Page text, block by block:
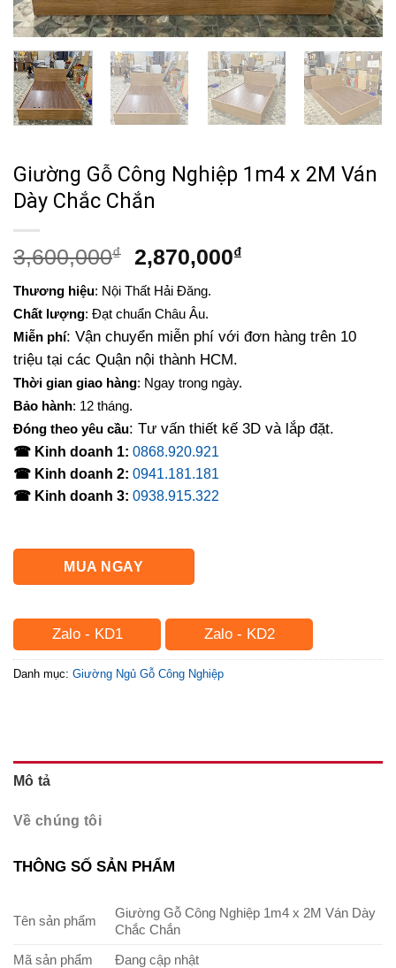
Giường Gỗ Công Nghiệp 1m4 x 2M Ván
Dày Chắc Chắn
3,600,000₫
Giá
là:
3,600,000₫.
2,870,000₫Giá
2,870,000₫.
Thương hiệu: Nội Thất Hải Đăng.
Chất lượng: Đạt chuẩn Châu Âu.
Miễn phí: Vận chuyển miễn phí với đơn hàng trên 10
triệu tại các Quận nội thành HCM.
Thời gian giao hàng: Ngay trong ngày.
Bảo hành: 12 tháng.
Đóng theo yêu cầu: Tư vấn thiết kế 3D và lắp đặt.
☎ Kinh doanh 1: 0868.920.921
☎ Kinh doanh 2: 0941.181.181
☎ Kinh doanh 3: 0938.915.322
MUA NGAY
Zalo - KD1 Zalo - KD2
Danh mục: Giường Ngủ Gỗ Công Nghiệp
Mô tả
Về chúng tôi
THÔNG SỐ SẢN PHẨM
Tên sản phẩm
Giường Gỗ Công Nghiệp 1m4 x 2M Ván Dày
Chắc Chắn
Mã sản phẩm
Đang cập nhật